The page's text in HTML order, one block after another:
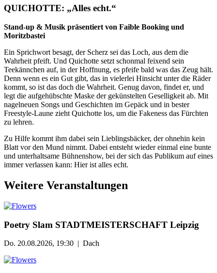
QUICHOTTE: „Alles echt.“
Stand-up & Musik präsentiert von Faible Booking und
Moritzbastei
Ein Sprichwort besagt, der Scherz sei das Loch, aus dem die
Wahrheit pfeift. Und Quichotte setzt schonmal feixend sein
Teekännchen auf, in der Hoffnung, es pfeife bald was das Zeug hält.
Denn wenn es ein Gut gibt, das in vielerlei Hinsicht unter die Räder
kommt, so ist das doch die Wahrheit. Genug davon, findet er, und
legt die aufgehübschte Maske der gekünstelten Geselligkeit ab. Mit
nagelneuen Songs und Geschichten im Gepäck und in bester
Freestyle-Laune zieht Quichotte los, um die Fakeness das Fürchten
zu lehren.
Zu Hilfe kommt ihm dabei sein Lieblingsbäcker, der ohnehin kein
Blatt vor den Mund nimmt. Dabei entsteht wieder einmal eine bunte
und unterhaltsame Bühnenshow, bei der sich das Publikum auf eines
immer verlassen kann: Hier ist alles echt.
Weitere Veranstaltungen
Poetry Slam STADTMEISTERSCHAFT Leipzig
Do. 20.08.2026, 19:30 | Dach